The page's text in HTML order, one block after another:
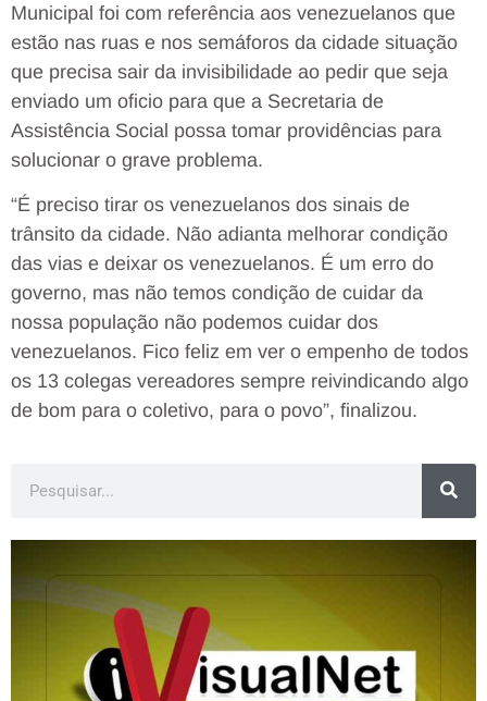
Municipal foi com referência aos venezuelanos que
estão nas ruas e nos semáforos da cidade situação
que precisa sair da invisibilidade ao pedir que seja
enviado um oficio para que a Secretaria de
Assistência Social possa tomar providências para
solucionar o grave problema.
“É preciso tirar os venezuelanos dos sinais de
trânsito da cidade. Não adianta melhorar condição
das vias e deixar os venezuelanos. É um erro do
governo, mas não temos condição de cuidar da
nossa população não podemos cuidar dos
venezuelanos. Fico feliz em ver o empenho de todos
os 13 colegas vereadores sempre reivindicando algo
de bom para o coletivo, para o povo”, finalizou.